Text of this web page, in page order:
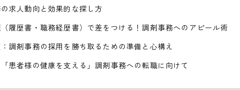
求人動向と効果的な探し方
履歴書・職務経歴書）で差をつける！調剤事務へのアピール術
調剤事務の採用を勝ち取るための準備と心構え
患者様の健康を支える」調剤事務への転職に向けて